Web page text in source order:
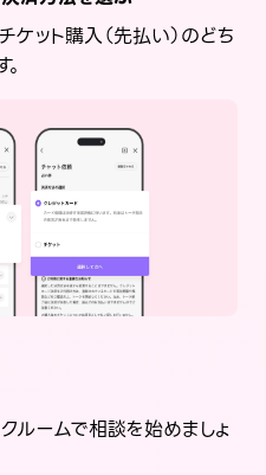
ケット購入（先払い）のどち
ルームで相談を始めましょ